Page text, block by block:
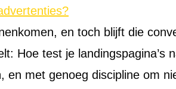
en toch blijft die
Hoe test je landingspagina’s
met genoeg discipline om